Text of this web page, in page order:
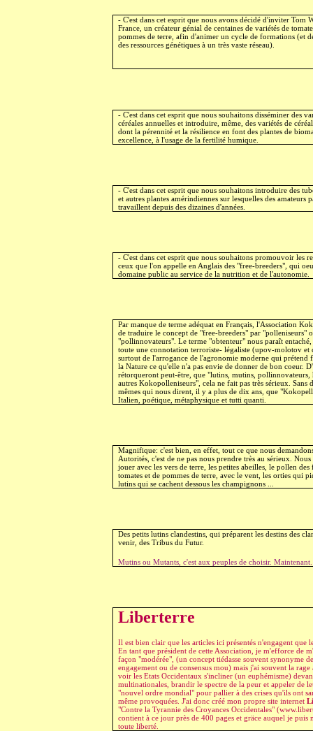
- C'est dans cet esprit que nous avons décidé d'inviter Tom
France, un créateur génial de centaines de variétés de
pommes de terre, afin d'animer un cycle de formations (et
des ressources génétiques à un très vaste réseau).
- C'est dans cet esprit que nous souhaitons disséminer des
céréales annuelles et introduire, même, des variétés de
dont la pérennité et la résilience en font des plantes de
excellence, à l'usage de la fertilité humique.
- C'est dans cet esprit que nous souhaitons introduire des
et autres plantes amérindiennes sur lesquelles des amateurs
travaillent depuis des dizaines d'années.
- C'est dans cet esprit que nous souhaitons promouvoir les
ceux que l'on appelle en Anglais des "free-breeders", qui
domaine public au service de la nutrition et de l'autonomie.
Par manque de terme adéquat en Français, l'Association
de traduire le concept de "free-breeders" par "polleniseurs"
"pollinnovateurs". Le terme "obtenteur" nous paraît
toute une connotation terroriste- légaliste (upov-molotov et
surtout de l'arrogance de l'agronomie moderne qui prétend
la Nature ce qu'elle n'a pas envie de donner de bon coeur.
rétorqueront peut-être, que "lutins, mutins, pollinnovateurs,
autres Kokopolleniseurs", cela ne fait pas très sérieux. Sans
mêmes qui nous dirent, il y a plus de dix ans, que
Italien, poétique, métaphysique et tutti quanti.
Magnifique: c'est bien, en effet, tout ce que nous
Autorités, c'est de ne pas nous prendre très au sérieux.
jouer avec les vers de terre, les petites abeilles, le pollen des
tomates et de pommes de terre, avec le vent, les orties qui
lutins qui se cachent dessous les champignons ...
Des petits lutins clandestins, qui préparent les destins des
venir, des Tribus du Futur.
Mutins ou Mutants, c'est aux peuples de choisir. Maintenant.
Liberterre
Il est bien clair que les articles ici présentés n'engagent que
En tant que président de cette Association, je m'efforce de
façon "modérée", (un concept tiédasse souvent synonyme
engagement ou de consensus mou) mais j'ai souvent la rage
voir les Etats Occidentaux s'incliner (un euphémisme)
multinationales, brandir le spectre de la peur et appeler de
"nouvel ordre mondial" pour pallier à des crises qu'ils ont
même provoquées. J'ai donc créé mon propre site internet
"Contre la Tyrannie des Croyances Occidentales"
contient à ce jour près de 400 pages et gräce auquel je puis
toute liberté.